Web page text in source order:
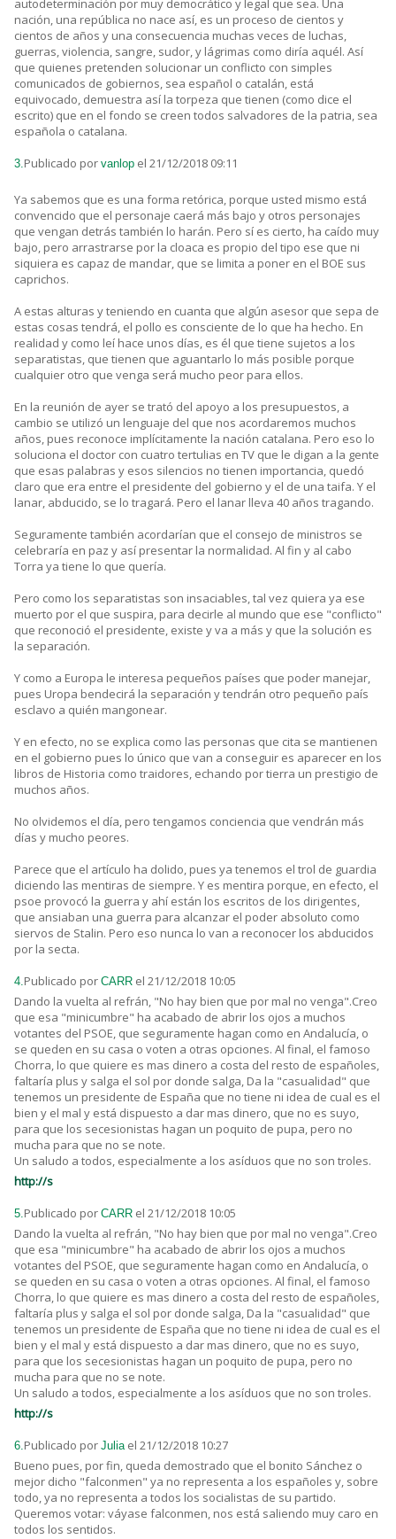
autodeterminación por muy democrático y legal que sea. Una
nación, una república no nace así, es un proceso de cientos y
cientos de años y una consecuencia muchas veces de luchas,
guerras, violencia, sangre, sudor, y lágrimas como diría aquél. Así
que quienes pretenden solucionar un conflicto con simples
comunicados de gobiernos, sea español o catalán, está
equivocado, demuestra así la torpeza que tienen (como dice el
escrito) que en el fondo se creen todos salvadores de la patria, sea
española o catalana.
3.Publicado por vanlop el 21/12/2018 09:11
Ya sabemos que es una forma retórica, porque usted mismo está
convencido que el personaje caerá más bajo y otros personajes
que vengan detrás también lo harán. Pero sí es cierto, ha caído muy
bajo, pero arrastrarse por la cloaca es propio del tipo ese que ni
siquiera es capaz de mandar, que se limita a poner en el BOE sus
caprichos.
A estas alturas y teniendo en cuanta que algún asesor que sepa de
estas cosas tendrá, el pollo es consciente de lo que ha hecho. En
realidad y como leí hace unos días, es él que tiene sujetos a los
separatistas, que tienen que aguantarlo lo más posible porque
cualquier otro que venga será mucho peor para ellos.
En la reunión de ayer se trató del apoyo a los presupuestos, a
cambio se utilizó un lenguaje del que nos acordaremos muchos
años, pues reconoce implícitamente la nación catalana. Pero eso lo
soluciona el doctor con cuatro tertulias en TV que le digan a la gente
que esas palabras y esos silencios no tienen importancia, quedó
claro que era entre el presidente del gobierno y el de una taifa. Y el
lanar, abducido, se lo tragará. Pero el lanar lleva 40 años tragando.
Seguramente también acordarían que el consejo de ministros se
celebraría en paz y así presentar la normalidad. Al fin y al cabo
Torra ya tiene lo que quería.
Pero como los separatistas son insaciables, tal vez quiera ya ese
muerto por el que suspira, para decirle al mundo que ese "conflicto"
que reconoció el presidente, existe y va a más y que la solución es
la separación.
Y como a Europa le interesa pequeños países que poder manejar,
pues Uropa bendecirá la separación y tendrán otro pequeño país
esclavo a quién mangonear.
Y en efecto, no se explica como las personas que cita se mantienen
en el gobierno pues lo único que van a conseguir es aparecer en los
libros de Historia como traidores, echando por tierra un prestigio de
muchos años.
No olvidemos el día, pero tengamos conciencia que vendrán más
días y mucho peores.
Parece que el artículo ha dolido, pues ya tenemos el trol de guardia
diciendo las mentiras de siempre. Y es mentira porque, en efecto, el
psoe provocó la guerra y ahí están los escritos de los dirigentes,
que ansiaban una guerra para alcanzar el poder absoluto como
siervos de Stalin. Pero eso nunca lo van a reconocer los abducidos
por la secta.
4.Publicado por CARR el 21/12/2018 10:05
Dando la vuelta al refrán, "No hay bien que por mal no venga".Creo
que esa "minicumbre" ha acabado de abrir los ojos a muchos
votantes del PSOE, que seguramente hagan como en Andalucía, o
se queden en su casa o voten a otras opciones. Al final, el famoso
Chorra, lo que quiere es mas dinero a costa del resto de españoles,
faltaría plus y salga el sol por donde salga, Da la "casualidad" que
tenemos un presidente de España que no tiene ni idea de cual es el
bien y el mal y está dispuesto a dar mas dinero, que no es suyo,
para que los secesionistas hagan un poquito de pupa, pero no
mucha para que no se note.
Un saludo a todos, especialmente a los asíduos que no son troles.
http://s
5.Publicado por CARR el 21/12/2018 10:05
Dando la vuelta al refrán, "No hay bien que por mal no venga".Creo
que esa "minicumbre" ha acabado de abrir los ojos a muchos
votantes del PSOE, que seguramente hagan como en Andalucía, o
se queden en su casa o voten a otras opciones. Al final, el famoso
Chorra, lo que quiere es mas dinero a costa del resto de españoles,
faltaría plus y salga el sol por donde salga, Da la "casualidad" que
tenemos un presidente de España que no tiene ni idea de cual es el
bien y el mal y está dispuesto a dar mas dinero, que no es suyo,
para que los secesionistas hagan un poquito de pupa, pero no
mucha para que no se note.
Un saludo a todos, especialmente a los asíduos que no son troles.
http://s
6.Publicado por Julia el 21/12/2018 10:27
Bueno pues, por fin, queda demostrado que el bonito Sánchez o
mejor dicho "falconmen" ya no representa a los españoles y, sobre
todo, ya no representa a todos los socialistas de su partido.
Queremos votar: váyase falconmen, nos está saliendo muy caro en
todos los sentidos.